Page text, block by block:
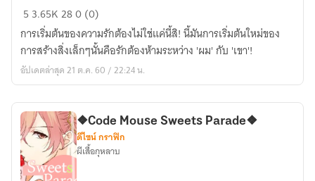
Inazuma
go]
好
き
な
many
of
season
ฤดู
ป่วน
5 3.65K280 (0)
การเริ่มต้นของความรักต้องไม่ใช่แค่นี้สิ! นี้มันการเริ่มต้นใหม่ของ
การสร้างสิ่งเล็กๆนั้นคือรักต้องห้ามระหว่าง 'ผม' กับ 'เขา'!
อัปเดตล่าสุด 21 ต.ค. 60 / 22:24 น.
❖Code Mouse Sweets Parade❖
ดีไซน์ กราฟิก
ผีเสื้อกุหลาบ